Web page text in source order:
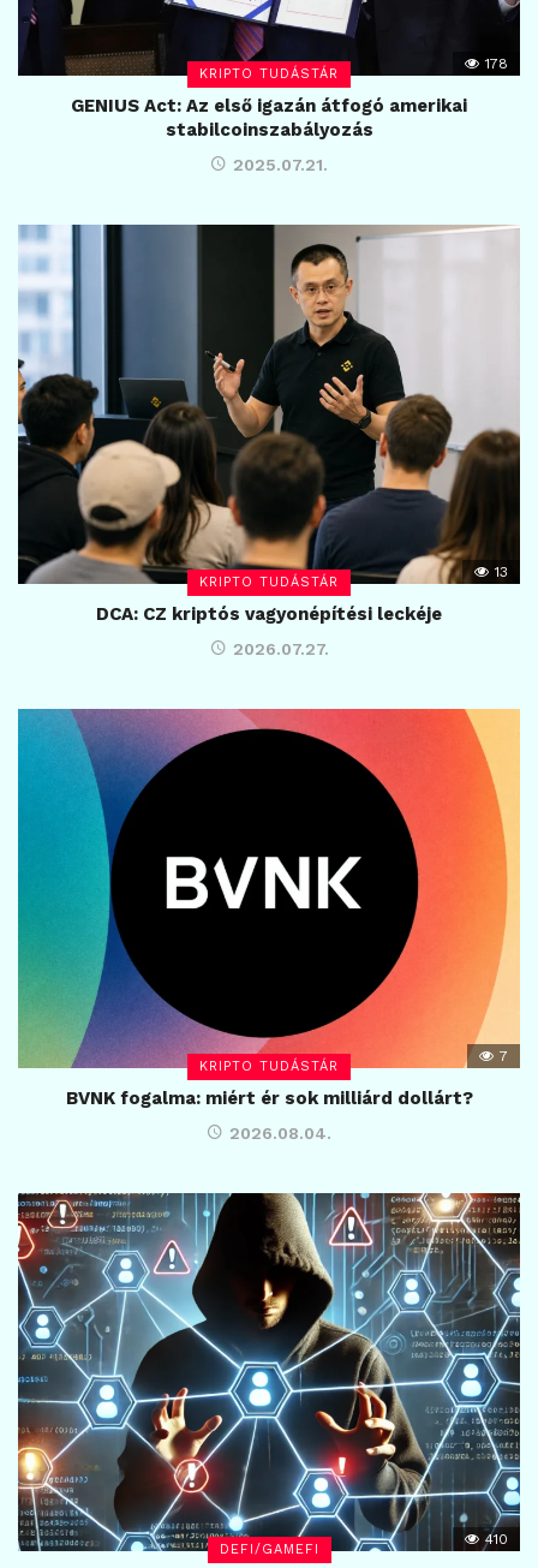
KRIPTO TUDÁSTÁR
178
GENIUS Act: Az első igazán átfogó amerikai
stabilcoinszabályozás
2025.07.21.
KRIPTO TUDÁSTÁR
13
DCA: CZ kriptós vagyonépítési leckéje
2026.07.27.
KRIPTO TUDÁSTÁR
7
BVNK fogalma: miért ér sok milliárd dollárt?
2026.08.04.
DEFI/GAMEFI
410